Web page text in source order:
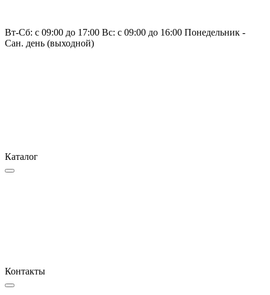
Вт-Сб: с 09:00 до 17:00 Вс: с 09:00 до 16:00 Понедельник -
Сан. день (выходной)
Каталог
Контакты